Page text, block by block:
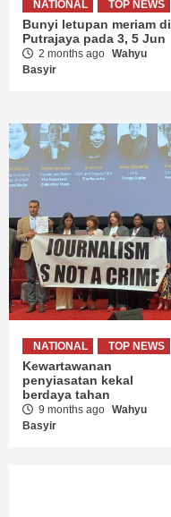
NATIONAL TOP NEWS
Bunyi letupan meriam di
Putrajaya pada 3, 5 Jun
2 months ago Wahyu
Basyir
NATIONAL TOP NEWS
Kewartawanan
penyiasatan kekal
berdaya tahan
9 months ago Wahyu
Basyir